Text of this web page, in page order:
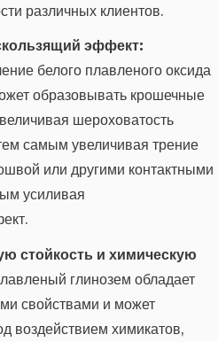
различных клиентов.
эффект:
белого плавленого оксида
образовывать крошечные
шероховатость
самым увеличивая трение
или другими контактными
усиливая
стойкость и химическую
глинозем обладает
свойствами и может
воздействием химикатов,